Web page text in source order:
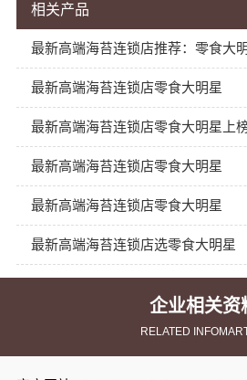
企业相关资
RELATED
相关产品
最新高端海苔连锁店零食大明星
最新高端海苔连锁店零食大明星上
最新高端海苔连锁店零食大明星
最新高端海苔连锁店零食大明星
最新高端海苔连锁店选零食大明星